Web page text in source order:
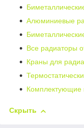
Алюминиевые
Все радиаторы
Краны для
Комплектующие
Скрыть